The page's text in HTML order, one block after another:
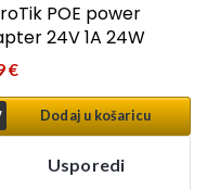
POE power
24V 1A 24W
€
Dodaj u košaricu
Usporedi